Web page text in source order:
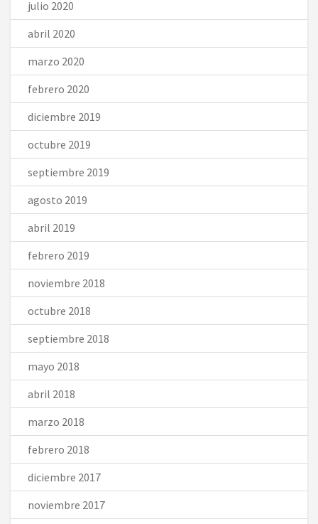
julio 2020
abril 2020
marzo 2020
febrero 2020
diciembre 2019
octubre 2019
septiembre 2019
agosto 2019
abril 2019
febrero 2019
noviembre 2018
octubre 2018
septiembre 2018
mayo 2018
abril 2018
marzo 2018
febrero 2018
diciembre 2017
noviembre 2017